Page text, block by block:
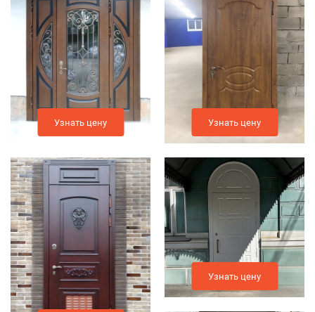
Узнать цену Узнать цену
Узнать цену